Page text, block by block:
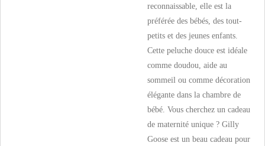
reconnaissable, elle est la
préférée des bébés, des tout-
petits et des jeunes enfants.
Cette peluche douce est idéale
comme doudou, aide au
sommeil ou comme décoration
élégante dans la chambre de
bébé. Vous cherchez un cadeau
de maternité unique ? Gilly
Goose est un beau cadeau pour